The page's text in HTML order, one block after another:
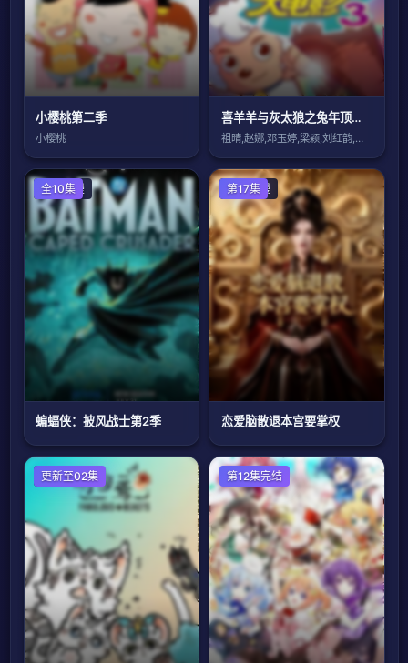
小樱桃第二季
小樱桃
喜羊羊与灰太狼之兔年顶呱呱
祖晴,赵娜,邓玉婷,梁颖,刘红韵,高全胜
欧美动漫
全10集
蝙蝠侠：披风战士第2季
国产动漫
第17集
恋爱脑散退本宫要掌权
国产动漫
更新至02集 第12集完结